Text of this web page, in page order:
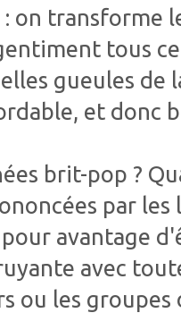
on transforme
tous
gueules de
et donc
brit-pop ?
par les
avantage
avec
ou les